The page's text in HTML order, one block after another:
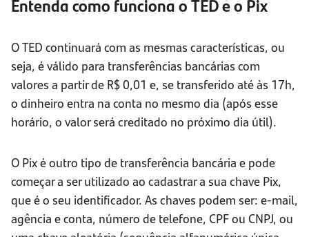
Entenda como funciona o TED e o Pix
O TED continuará com as mesmas características, ou
seja, é válido para transferências bancárias com
valores a partir de R$ 0,01 e, se transferido até às 17h,
o dinheiro entra na conta no mesmo dia (após esse
horário, o valor será creditado no próximo dia útil).
O Pix é outro tipo de transferência bancária e pode
começar a ser utilizado ao cadastrar a sua chave Pix,
que é o seu identificador. As chaves podem ser: e-mail,
agência e conta, número de telefone, CPF ou CNPJ, ou